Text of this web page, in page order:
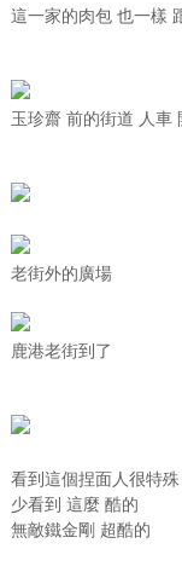
這一家的肉包 也一樣
玉珍齋 前的街道 人車
老街外的廣場
鹿港老街到了
看到這個捏面人很特
少看到 這麼 酷的
無敵鐵金剛 超酷的